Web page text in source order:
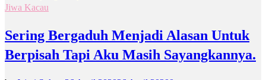
Jiwa Kacau
Sering Bergaduh Menjadi Alasan Untuk
Berpisah Tapi Aku Masih Sayangkannya.